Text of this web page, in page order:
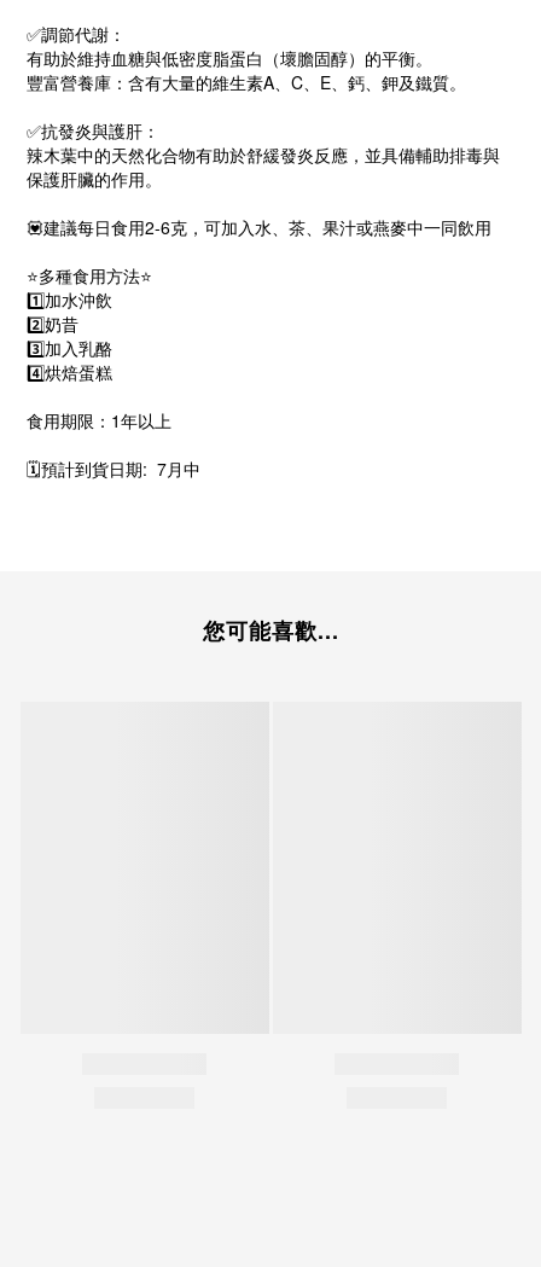
✅調節代謝：
有助於維持血糖與低密度脂蛋白（壞膽固醇）的平衡。
豐富營養庫：含有大量的維生素A、C、E、鈣、鉀及鐵質。
✅抗發炎與護肝：
辣木葉中的天然化合物有助於舒緩發炎反應，並具備輔助排毒與
保護肝臟的作用。
💟建議每日食用2-6克，可加入水、茶、果汁或燕麥中一同飲用
⭐️多種食用方法⭐️
1️⃣加水沖飲
2️⃣奶昔
3️⃣加入乳酪
4️⃣烘焙蛋糕
食用期限：1年以上
🗓️預計到貨日期: 7月中
您可能喜歡...